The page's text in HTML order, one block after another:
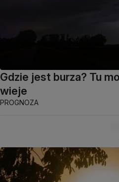
Gdzie jest burza? Tu
wieje
PROGNOZA